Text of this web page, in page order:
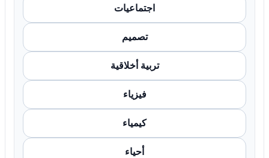
اجتماعيات
تصميم
تربية أخلاقية
فيزياء
كيمياء
أحياء